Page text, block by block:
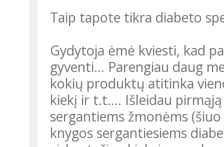
Taip tapote tikra diabeto
Gydytoja ėmė kviesti, kad
gyventi… Parengiau daug
kokių produktų atitinka
kiekį ir t.t.... Išleidau
sergantiems žmonėms
knygos sergantiesiems